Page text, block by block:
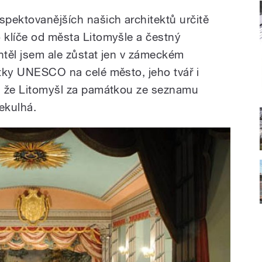
našich architektů určitě
od města Litomyšle a čestný
jsem ale zůstat jen v zámeckém
UNESCO na celé město, jeho tvář i
Litomyšl za památkou ze seznamu